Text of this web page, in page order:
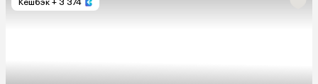
Кешбэк + 3 374